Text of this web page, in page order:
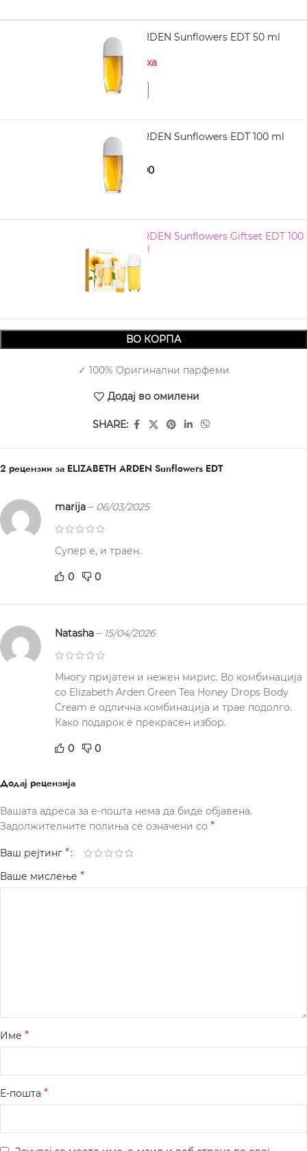
ELIZABETH ARDEN Sunflowers EDT 50 ml
Нема на залиха
ELIZABETH ARDEN Sunflowers EDT 100 ml
1.490,001.140,00
ELIZABETH ARDEN Sunflowers Giftset EDT 100
ml + BL 100 ml
1.230,00
ВО КОРПА
✓ 100% Оригинални парфеми
Додај во омилени
SHARE:
2 рецензии за ELIZABETH ARDEN Sunflowers EDT
marija – 06/03/2025
Супер е, и траен.
0 0
Natasha – 15/04/2026
Многу пријатен и нежен мирис. Во комбинација
со Elizabeth Arden Green Tea Honey Drops Body
Cream е одлична комбинација и трае подолго.
Како подарок е прекрасен избор.
0 0
Додај рецензија
Вашата адреса за е-пошта нема да биде објавена.
Задолжителните полиња се означени со *
Ваш рејтинг *
Ваше мислење *
Име *
Е-пошта *